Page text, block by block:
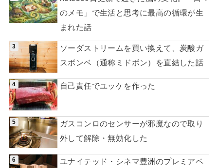
のメモ」で生活と思考に最高の循環が生
まれた話
ソーダストリームを買い換えて、炭酸ガ
スボンベ（通称ミドボン）を直結した話
自己責任でユッケを作った
ガスコンロのセンサーが邪魔なので取り
外して解除・無効化した
ユナイテッド・シネマ豊洲のプレミアペ